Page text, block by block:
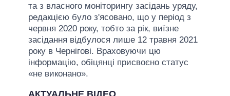
та з власного моніторингу засідань уряду,
редакцією було з'ясовано, що у період з
червня 2020 року, тобто за рік, виїзне
засідання відбулося лише 12 травня 2021
року в Чернігові. Враховуючи цю
інформацію, обіцянці присвоєно статус
«не виконано».
АКТУАЛЬНЕ ВІДЕО